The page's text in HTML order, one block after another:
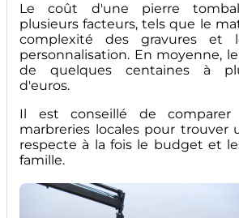
Le coût d'une pierre
plusieurs facteurs, tels que le
complexité des gravures et
personnalisation. En moyenne,
de quelques centaines à
d'euros.
Il est conseillé de
marbreries locales pour trouver
respecte à la fois le budget et
famille.
Image